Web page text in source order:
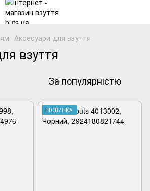
Аксесуари для взуття
взуття
За популярністю
НОВИНКА